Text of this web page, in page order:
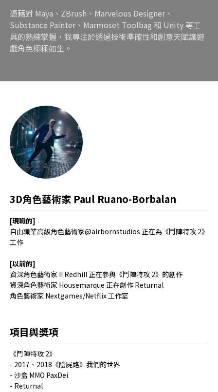
憑藉對 Maya、ZBrush、Marvelous Designer、
Substance Painter、Marmoset Toolbag 和 Unity 等工
具的熟練掌握，我專注於透過技術準確性和創意天賦讓遊
戲角色栩栩如生。
3D角色藝術家 Paul Ruano-Borbalan
[現職的]
自由職業高級角色藝術家@airbornstudios 正在為《鬥陣特攻 2》
工作
[以前的]
資深角色藝術家 II Redhill 正在參與《鬥陣特攻 2》的創作
資深角色藝術家 Housemarque 正在創作 Returnal
角色藝術家 Nextgames/Netflix 工作室
項目與獎項
《鬥陣特攻 2》
- 2017、2018《陰屍路》我們的世界
- 沙盒 MMO PaxDei
- Returnal